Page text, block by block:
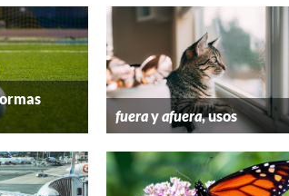
fuerayafuera, usos